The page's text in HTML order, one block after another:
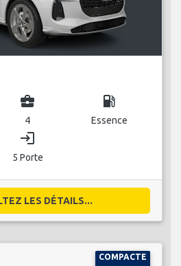
business_center
4
local_gas_station
Essence
login
5 Porte
LES DÉTAILS...
COMPACTE